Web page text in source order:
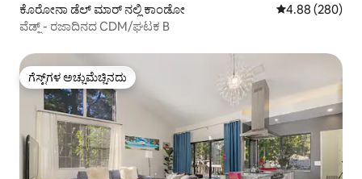
ಕೊರೋನಾ ಡೆಲ್ ಮಾರ್ ನಲ್ಲಿ ಕಾಂಡೋ 5 ರಲ್ಲಿ 4.88
4.88 (280)
ವೆಡ್ಜ್ - ರಜಾದಿನದ CDM/ಘಟಕ B
ಗೆಸ್ಟ್‌ಗಳ ಅಚ್ಚುಮೆಚ್ಚಿನದು
ಗೆಸ್ಟ್‌ಗಳ ಅಚ್ಚುಮೆಚ್ಚಿನದು